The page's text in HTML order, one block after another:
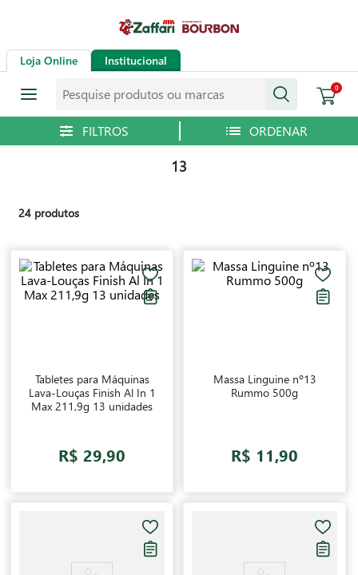
Loja Online Institucional
0
13
24 produtos
Tabletes para Máquinas
Lava-Louças Finish Al In 1
Max 211,9g 13 unidades
R$ 29,90
Massa Linguine nº13
Rummo 500g
R$ 11,90